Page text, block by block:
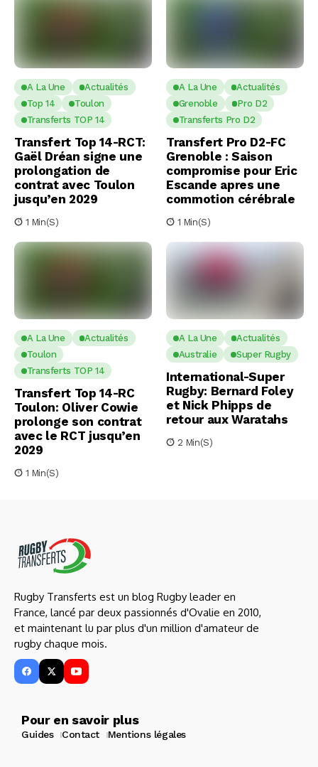
A La Une
Actualités
Top 14
Toulon
Transferts TOP 14
Transfert Top 14-RCT:
Gaël Dréan signe une
prolongation de
contrat avec Toulon
jusqu’en 2029
1 Min(s)
A La Une
Actualités
Grenoble
Pro D2
Transferts Pro D2
Transfert Pro D2-FC
Grenoble : Saison
compromise pour Eric
Escande apres une
commotion cérébrale
1 Min(s)
A La Une
Actualités
Toulon
Transferts TOP 14
Transfert Top 14-RC
Toulon: Oliver Cowie
prolonge son contrat
avec le RCT jusqu’en
2029
1 Min(s)
A La Une
Actualités
Australie
Super Rugby
International-Super
Rugby: Bernard Foley
et Nick Phipps de
retour aux Waratahs
2 Min(s)
Rugby Transferts est un blog Rugby leader en
France, lancé par deux passionnés d'Ovalie en 2010,
et maintenant lu par plus d'un million d'amateur de
rugby chaque mois.
Pour en savoir plus
Guides Contact Mentions légales